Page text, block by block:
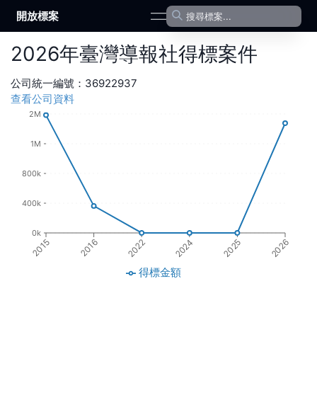
開放標案 open navigation menu
2026年臺灣導報社得標案件
公司統一編號： 36922937
查看公司資料
2015 2016 2022 2024 2025 2026
0k
400k
800k
1M
2M
得標金額